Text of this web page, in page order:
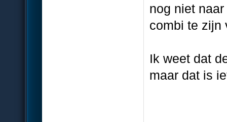
nog niet
combi te zijn
Ik weet dat
maar dat is